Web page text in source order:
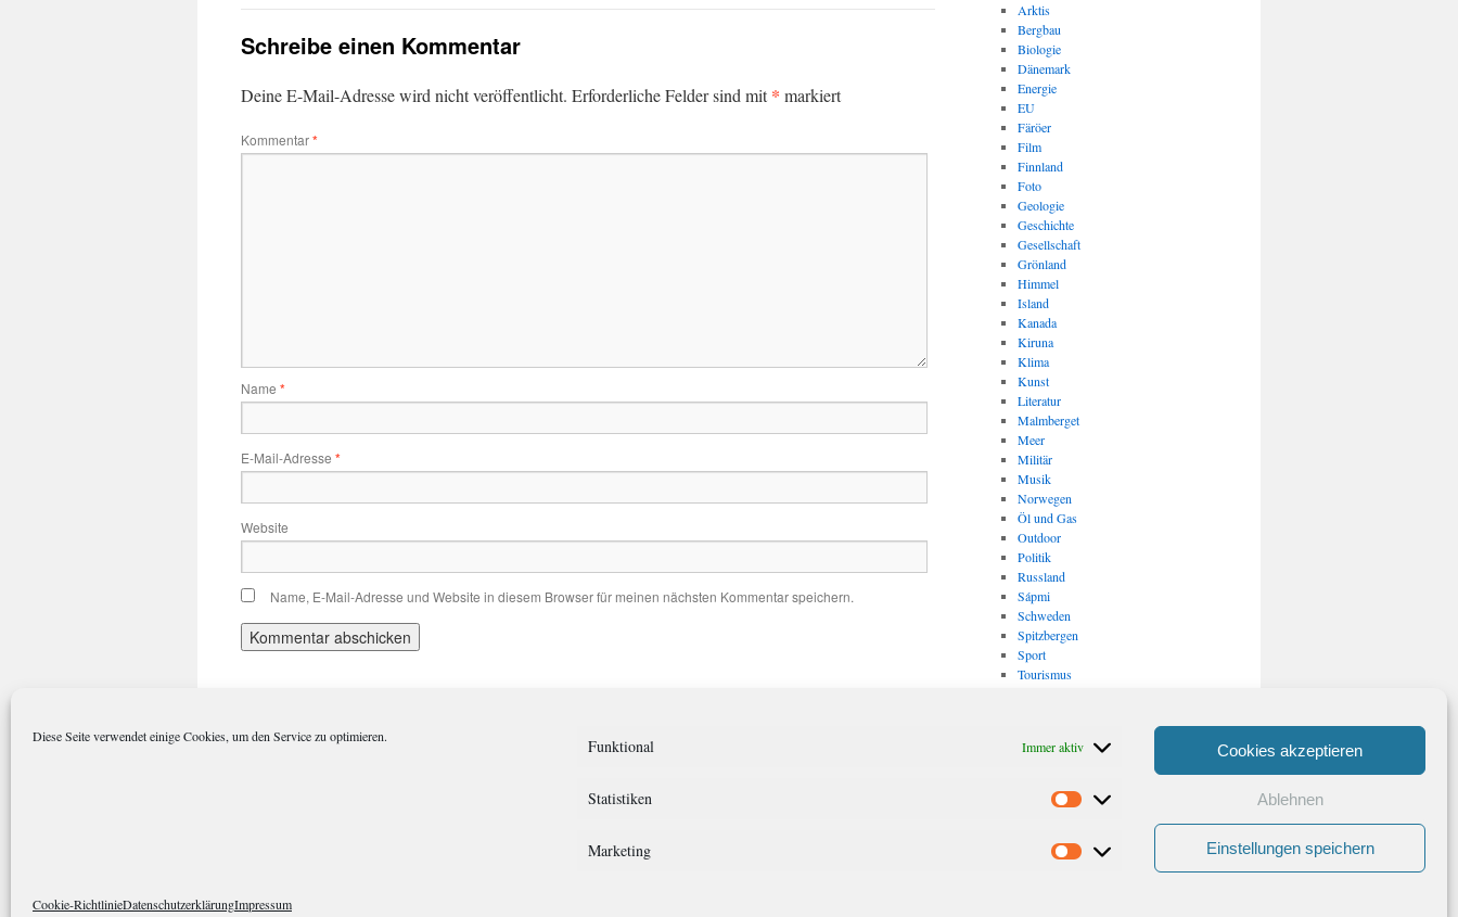
Diese Seite verwendet einige Cookies, um den Service zu optimieren. Funktional Immer aktiv
Statistiken Statistiken
Marketing Marketing
Cookies akzeptieren
Ablehnen
Einstellungen speichern
Cookie-RichtlinieDatenschutzerklärungImpressum
Schreibe einen Kommentar
Deine E-Mail-Adresse wird nicht veröffentlicht. Erforderliche Felder sind mit* markiert
Kommentar*
Name *
E-Mail-Adresse *
Website
Name, E-Mail-Adresse und Website in diesem Browser für meinen nächsten Kommentar speichern.
Arktis
Bergbau
Biologie
Dänemark
Energie
EU
Färöer
Film
Finnland
Foto
Geologie
Geschichte
Gesellschaft
Grönland
Himmel
Island
Kanada
Kiruna
Klima
Kunst
Literatur
Malmberget
Meer
Militär
Musik
Norwegen
Öl und Gas
Outdoor
Politik
Russland
Sápmi
Schweden
Spitzbergen
Sport
Tourismus
Vulkanismus/ Erdbeben